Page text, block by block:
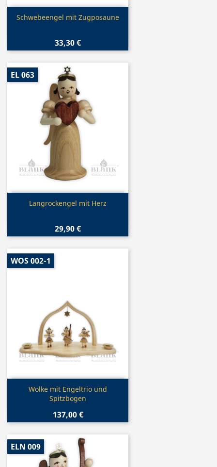
Vorschau
Schwebeengel mit Zugposaune
33,30 €
Vorschau
Langrockengel mit Herz
29,90 €
EL 063
Vorschau
Wolke mit Engeltrio und
Spitzbogen
137,00 €
WOS 002-1
ELN 009